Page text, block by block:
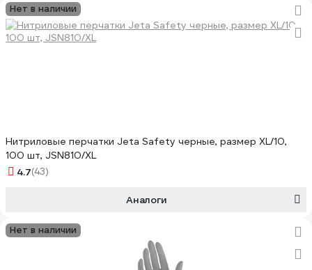
Нет в наличии
Нитриловые перчатки Jeta Safety черные, размер XL/10,
100 шт, JSN810/XL
4.7(43)
Аналоги
Нет в наличии